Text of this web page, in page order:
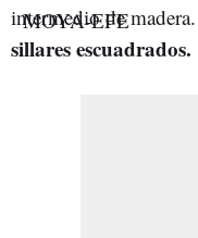
intermedio de madera.
sillares escuadrados.